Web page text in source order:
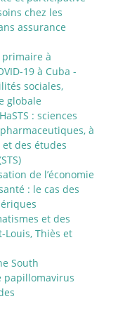
chez les
assurance
primaire à
19 à Cuba -
sociales,
globale
: sciences
à
des études
de l’économie
: le cas des
et des
Louis, Thiès et
South
papillomavirus